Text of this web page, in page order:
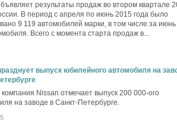
результаты продаж во втором квартале
В период с апреля по июнь 2015 года было
9 119 автомобилей марки, в том числе за
Всего с момента старта продаж в...
выпуск юбилейного автомобиля на
Nissan отмечает выпуск 200 000-ого
на заводе в Санкт-Петербурге.